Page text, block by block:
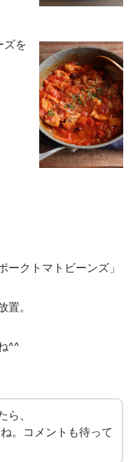
ズを
クトマトビーンズ」
。
^^
ら、
。コメントも待って